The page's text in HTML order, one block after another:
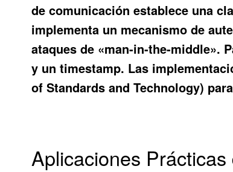
de comunicación establece una
implementa un mecanismo de
ataques de «man-in-the-middle».
y un timestamp. Las
of Standards and Technology)
Aplicaciones